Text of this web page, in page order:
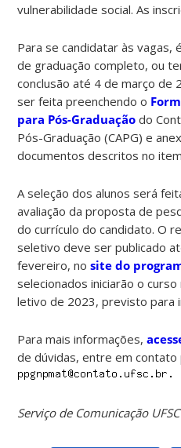
vulnerabilidade social. As
Para se candidatar às vagas,
de graduação completo, ou
conclusão até 4 de março de
ser feita preenchendo o
para Pós-Graduação do
Pós-Graduação (CAPG) e
documentos descritos no
A seleção dos alunos será
avaliação da proposta de
do currículo do candidato. O
seletivo deve ser publicado
fevereiro, nosite do
selecionados iniciarão o
letivo de 2023, previsto para
Para mais informações,
de dúvidas, entre em contato
Serviço de Comunicação